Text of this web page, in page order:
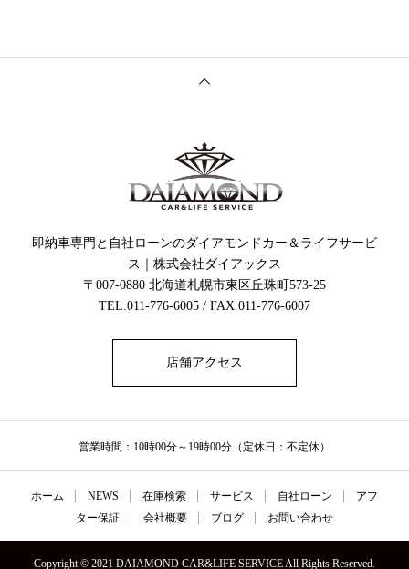
即納車専門と自社ローンのダイアモンドカー＆ライフサービ
ス｜株式会社ダイアックス
〒007-0880 北海道札幌市東区丘珠町573-25
TEL.011-776-6005 / FAX.011-776-6007
店舗アクセス
営業時間：10時00分～19時00分（定休日：不定休）
ホーム NEWS 在庫検索 サービス 自社ローン
アフ
ター保証
会社概要 ブログ お問い合わせ
Copyright © 2021 DAIAMOND CAR&LIFE SERVICE All Rights Reserved.